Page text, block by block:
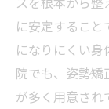
に安定すること
になりにくい
院でも、姿勢矯
が多く用意され